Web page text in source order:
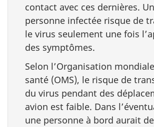
contact avec ces dernières.
personne infectée risque de
le virus seulement une fois
des symptômes.
Selon l’Organisation
santé (OMS), le risque de
du virus pendant des
avion est faible. Dans
une personne à bord aurait